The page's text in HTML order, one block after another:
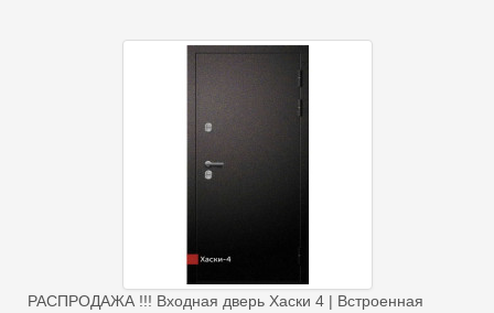
РАСПРОДАЖА !!! Входная дверь Хаски 4 | Встроенная